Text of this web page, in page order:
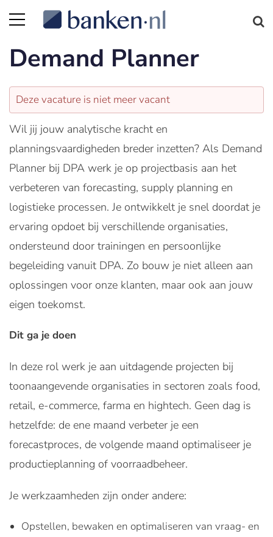
Demand Planner
Deze vacature is niet meer vacant
Wil jij jouw analytische kracht en
planningsvaardigheden breder inzetten? Als Demand
Planner bij DPA werk je op projectbasis aan het
verbeteren van forecasting, supply planning en
logistieke processen. Je ontwikkelt je snel doordat je
ervaring opdoet bij verschillende organisaties,
ondersteund door trainingen en persoonlijke
begeleiding vanuit DPA. Zo bouw je niet alleen aan
oplossingen voor onze klanten, maar ook aan jouw
eigen toekomst.
Dit ga je doen
In deze rol werk je aan uitdagende projecten bij
toonaangevende organisaties in sectoren zoals food,
retail, e-commerce, farma en hightech. Geen dag is
hetzelfde: de ene maand verbeter je een
forecastproces, de volgende maand optimaliseer je
productieplanning of voorraadbeheer.
Je werkzaamheden zijn onder andere:
Opstellen, bewaken en optimaliseren van vraag- en